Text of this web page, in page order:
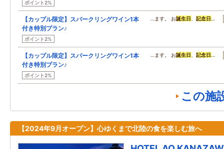
ポイント2%
【カップル限定】スパークリングワイン1本
付き特別プラン♪
ポイント2%
…ます。 お誕生日 、記念日 …
【カップル限定】スパークリングワイン1本
付き特別プラン♪
ポイント2%
…ます。 お誕生日 、記念日 …
この施
【2024年9月オープン】心ゆくまで北陸の食を楽しむ旅へ